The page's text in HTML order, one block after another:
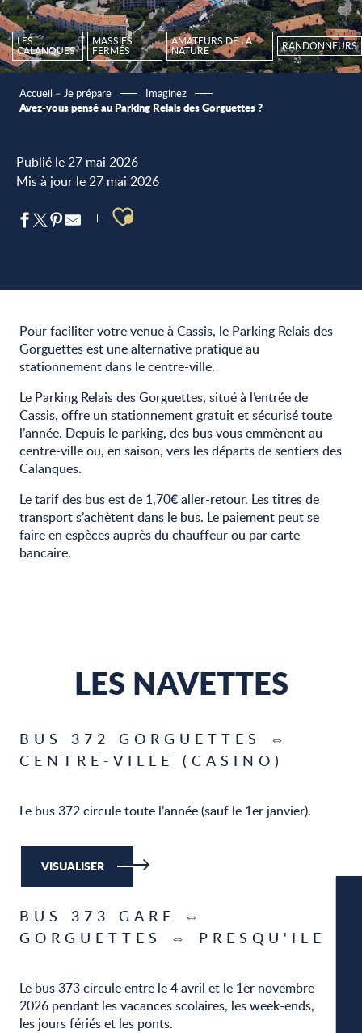
LES
CALANQUES
MASSIFS
FERMÉS
AMATEURS DE LA
NATURE RANDONNEURS
Accueil – Je prépare Imaginez
Avez-vous pensé au Parking Relais des Gorguettes ?
Publié le 27 mai 2026
Mis à jour le 27 mai 2026
Ajouter aux favoris
Pour faciliter votre venue à Cassis, le Parking Relais des
Gorguettes est une alternative pratique au
stationnement dans le centre-ville.
Le Parking Relais des Gorguettes, situé à l’entrée de
Cassis, offre un stationnement gratuit et sécurisé toute
l’année. Depuis le parking, des bus vous emmènent au
centre-ville ou, en saison, vers les départs de sentiers des
Calanques.
Le tarif des bus est de 1,70€ aller-retour. Les titres de
transport s’achètent dans le bus. Le paiement peut se
faire en espèces auprès du chauffeur ou par carte
bancaire.
LES NAVETTES
BUS 372 GORGUETTES ⇔
CENTRE-VILLE (CASINO)
Le bus 372 circule toute l’année (sauf le 1er janvier).
VISUALISER
BUS 373 GARE ⇔
GORGUETTES ⇔ PRESQU'ILE
Le bus 373 circule entre le 4 avril et le 1er novembre
2026 pendant les vacances scolaires, les week-ends,
les jours fériés et les ponts.